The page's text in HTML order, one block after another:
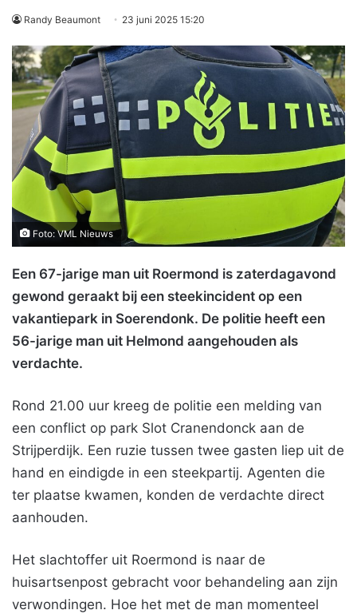
Randy Beaumont 23 juni 2025 15:20
Foto: VML Nieuws
Een 67-jarige man uit Roermond is zaterdagavond
gewond geraakt bij een steekincident op een
vakantiepark in Soerendonk. De politie heeft een
56-jarige man uit Helmond aangehouden als
verdachte.
Rond 21.00 uur kreeg de politie een melding van
een conflict op park Slot Cranendonck aan de
Strijperdijk. Een ruzie tussen twee gasten liep uit de
hand en eindigde in een steekpartij. Agenten die
ter plaatse kwamen, konden de verdachte direct
aanhouden.
Het slachtoffer uit Roermond is naar de
huisartsenpost gebracht voor behandeling aan zijn
verwondingen. Hoe het met de man momenteel